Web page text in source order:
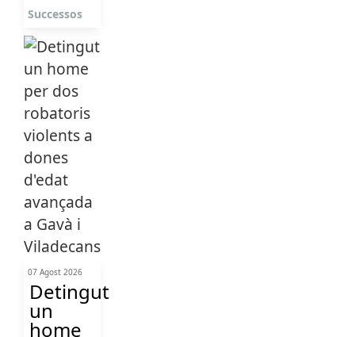
Successos
07 Agost 2026
Detingut
un
home